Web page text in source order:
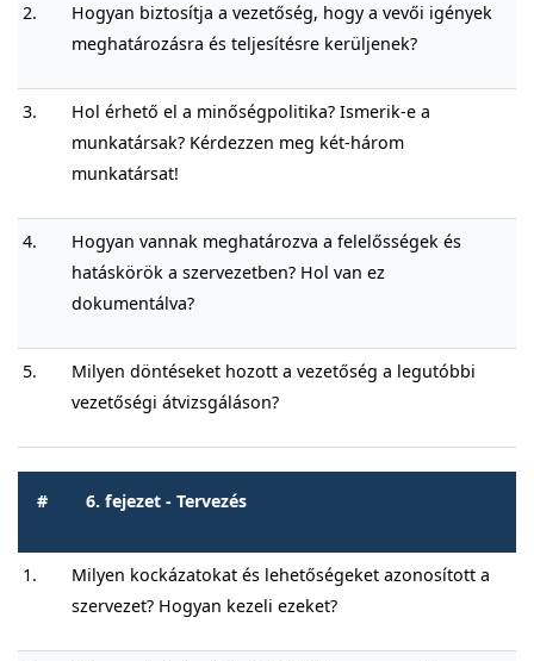
2.
Hogyan biztosítja a vezetőség, hogy a vevői igények
meghatározásra és teljesítésre kerüljenek?
3.
Hol érhető el a minőségpolitika? Ismerik-e a
munkatársak? Kérdezzen meg két-három
munkatársat!
4.
Hogyan vannak meghatározva a felelősségek és
hatáskörök a szervezetben? Hol van ez
dokumentálva?
5.
Milyen döntéseket hozott a vezetőség a legutóbbi
vezetőségi átvizsgáláson?
# 6. fejezet - Tervezés
1.
Milyen kockázatokat és lehetőségeket azonosított a
szervezet? Hogyan kezeli ezeket?